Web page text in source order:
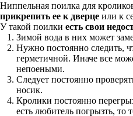
Ниппельная поилка для
прикрепить ее к дверце или к
У такой поилки есть свои
Зимой вода в них может
Нужно постоянно следить,
герметичной. Иначе все
непоеными.
Следует постоянно
носик.
Кролики постоянно
есть любитель погрызть, то